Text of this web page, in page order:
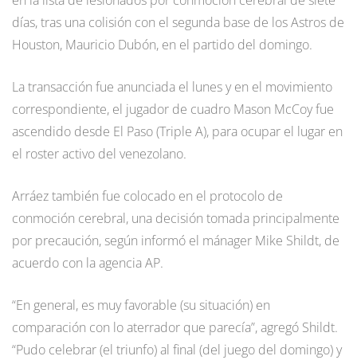
días, tras una colisión con el segunda base de los Astros de
Houston, Mauricio Dubón, en el partido del domingo.
La transacción fue anunciada el lunes y en el movimiento
correspondiente, el jugador de cuadro Mason McCoy fue
ascendido desde El Paso (Triple A), para ocupar el lugar en
el roster activo del venezolano.
Arráez también fue colocado en el protocolo de
conmoción cerebral, una decisión tomada principalmente
por precaución, según informó el mánager Mike Shildt, de
acuerdo con la agencia AP.
“En general, es muy favorable (su situación) en
comparación con lo aterrador que parecía”, agregó Shildt.
“Pudo celebrar (el triunfo) al final (del juego del domingo) y